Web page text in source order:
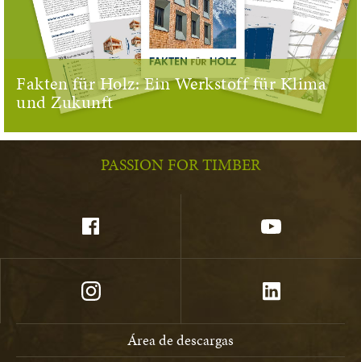
Fakten für Holz: Ein Werkstoff für Klima
und Zukunft
PASSION FOR TIMBER
Área de descargas